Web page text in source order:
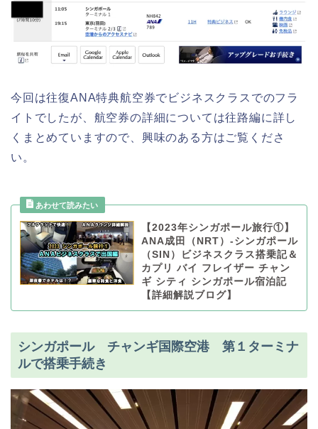
今回は往復ANA特典航空券でビジネスクラスでのフラ
イトでしたが、航空券の詳細については往路編に詳し
くまとめていますので、興味のある方はご覧くださ
い。
【2023年シンガポール旅行①】
ANA成田（NRT）-シンガポール
（SIN）ビジネスクラス搭乗記＆
カプリ バイ フレイザー チャン
ギ シティ シンガポール宿泊記
【詳細解説ブログ】
シンガポール チャンギ国際空港 第１ターミナ
ルで搭乗手続き